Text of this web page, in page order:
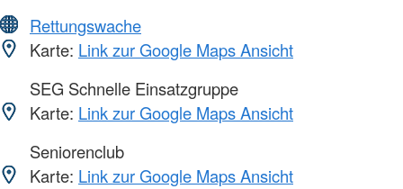
Rettungswache
Karte: Link zur Google Maps Ansicht
SEG Schnelle Einsatzgruppe
Karte: Link zur Google Maps Ansicht
Seniorenclub
Karte: Link zur Google Maps Ansicht